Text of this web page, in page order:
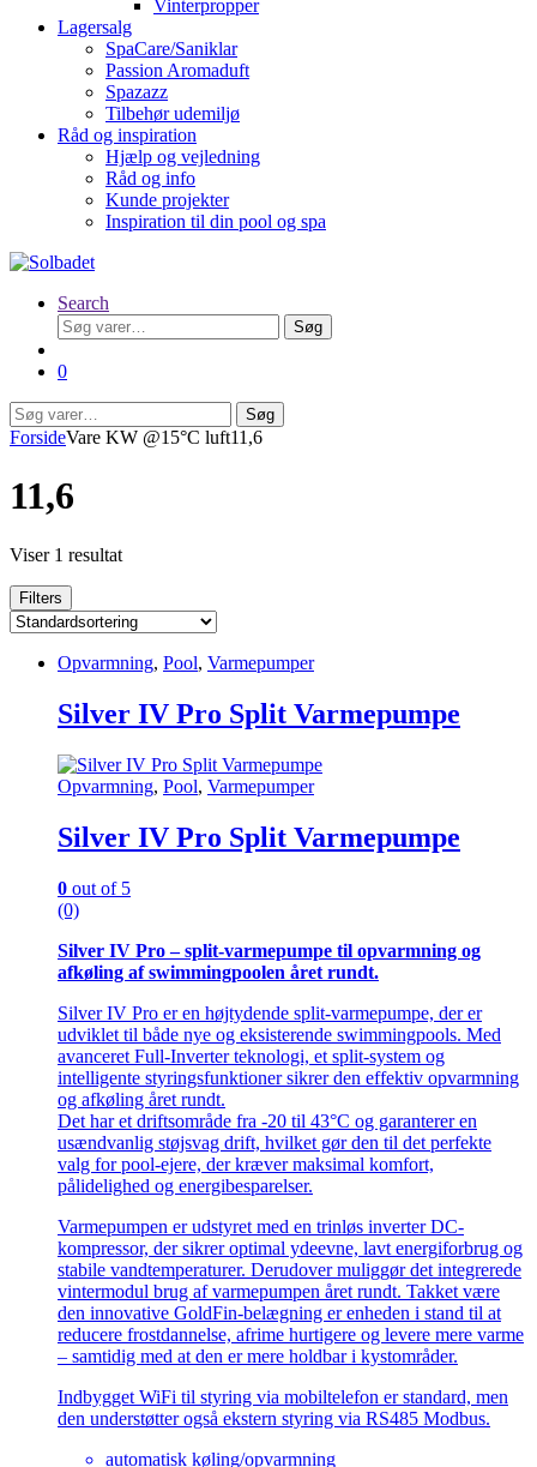
Vinterpropper
Lagersalg
SpaCare/Saniklar
Passion Aromaduft
Spazazz
Tilbehør udemiljø
Råd og inspiration
Hjælp og vejledning
Råd og info
Kunde projekter
Inspiration til din pool og spa
Search
Søg
efter:
Søg
0
Søg
efter:
Søg
ForsideVare KW @15°C luft11,6
11,6
Viser 1 resultat
Filters
Opvarmning, Pool, Varmepumper
Silver IV Pro Split Varmepumpe
Opvarmning, Pool, Varmepumper
Silver IV Pro Split Varmepumpe
0 out of 5
(0)
Silver IV Pro – split-varmepumpe til opvarmning og
afkøling af swimmingpoolen året rundt.
Silver IV Pro er en højtydende split-varmepumpe, der er
udviklet til både nye og eksisterende swimmingpools. Med
avanceret Full-Inverter teknologi, et split-system og
intelligente styringsfunktioner sikrer den effektiv opvarmning
og afkøling året rundt.
Det har et driftsområde fra -20 til 43°C og garanterer en
usændvanlig støjsvag drift, hvilket gør den til det perfekte
valg for pool-ejere, der kræver maksimal komfort,
pålidelighed og energibesparelser.
Varmepumpen er udstyret med en trinløs inverter DC-
kompressor, der sikrer optimal ydeevne, lavt energiforbrug og
stabile vandtemperaturer. Derudover muliggør det integrerede
vintermodul brug af varmepumpen året rundt. Takket være
den innovative GoldFin-belægning er enheden i stand til at
reducere frostdannelse, afrime hurtigere og levere mere varme
– samtidig med at den er mere holdbar i kystområder.
Indbygget WiFi til styring via mobiltelefon er standard, men
den understøtter også ekstern styring via RS485 Modbus.
automatisk køling/opvarmning